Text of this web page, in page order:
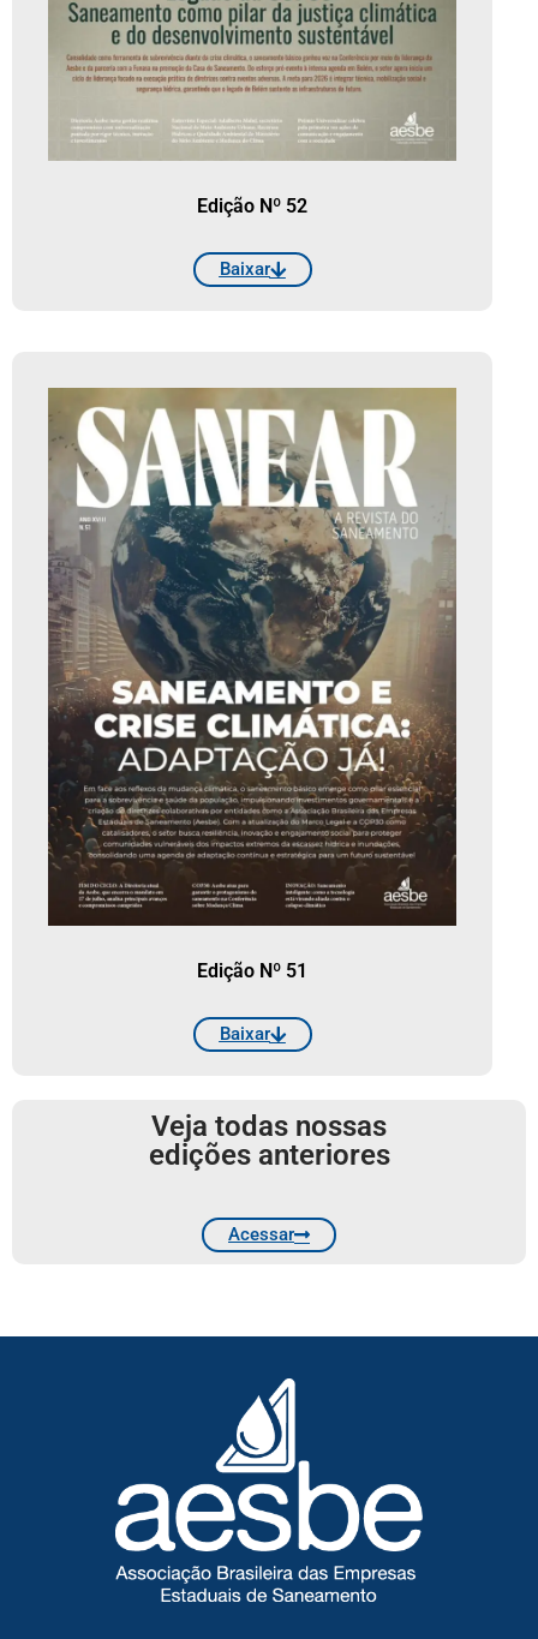
Edição Nº 52
Baixar
Edição Nº 51
Baixar
Veja todas nossas
edições anteriores
Acessar